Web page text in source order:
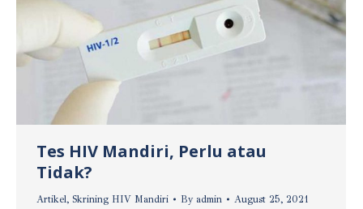
Tes HIV Mandiri, Perlu atau
Tidak?
Artikel, Skrining HIV Mandiri By admin August 25, 2021